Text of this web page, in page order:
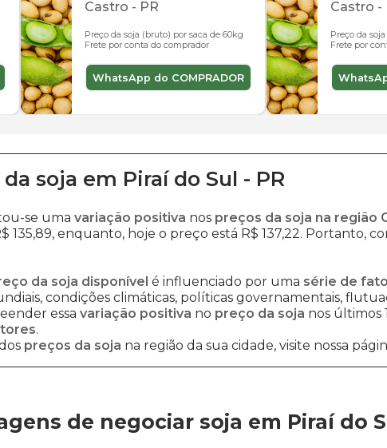
Castro - PR
Preço da soja (bruto) por saca de 60kg
Frete por conta do comprador
WhatsApp do COMPRADOR
Castro -
Preço da
Frete por
da soja em Piraí do Sul - PR
se uma variação positiva nos preços da soja na região
135,89, enquanto, hoje o preço está R$ 137,22. Portanto,
da soja disponível é influenciado por uma série de
condições climáticas, políticas governamentais,
essa variação positiva no preço da soja nos últimos
.
preços da soja na região da sua cidade, visite nossa
de negociar soja em Piraí do